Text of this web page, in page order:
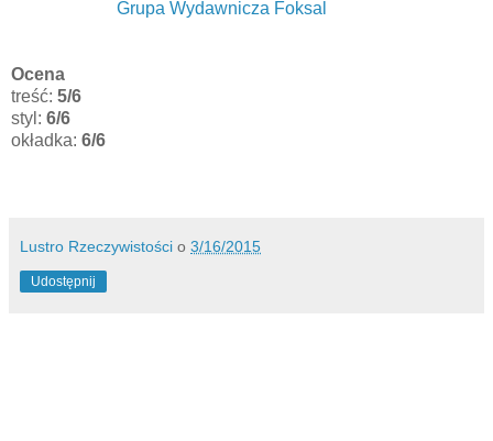
Grupa Wydawnicza Foksal
Ocena
treść: 5/6
styl: 6/6
okładka: 6/6
Lustro Rzeczywistości o 3/16/2015
Udostępnij